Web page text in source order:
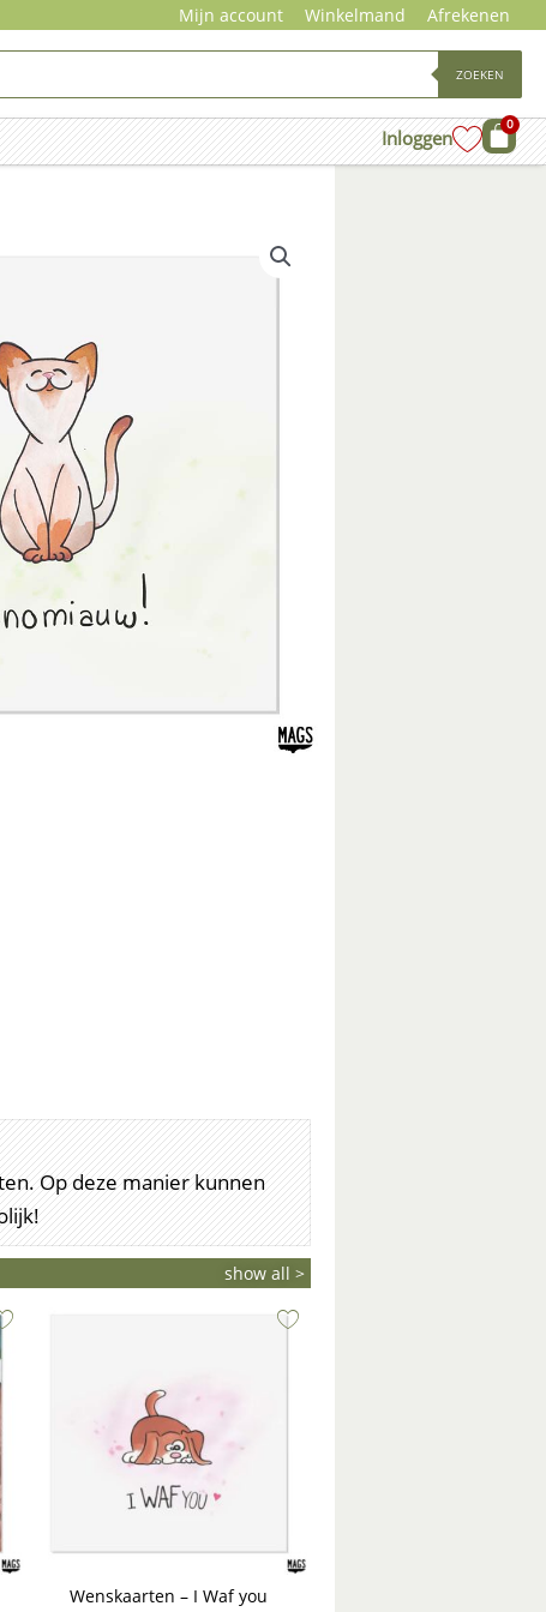
Mijn account Winkelmand Afrekenen
ZOEKEN
Inloggen
0
Op deze manier kunnen
show all >
Wenskaarten – I Waf you